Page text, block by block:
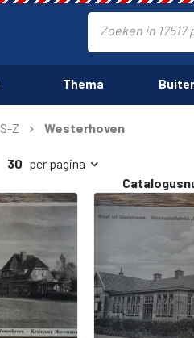
Thema
S-Z Westerhoven
30 per pagina